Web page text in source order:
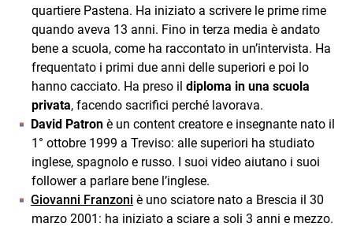
quartiere Pastena. Ha iniziato a scrivere le prime rime
quando aveva 13 anni. Fino in terza media è andato
bene a scuola, come ha raccontato in un’intervista. Ha
frequentato i primi due anni delle superiori e poi lo
hanno cacciato. Ha preso il diploma in una scuola
privata, facendo sacrifici perché lavorava.
David Patron è un content creatore e insegnante nato il
1° ottobre 1999 a Treviso: alle superiori ha studiato
inglese, spagnolo e russo. I suoi video aiutano i suoi
follower a parlare bene l’inglese.
Giovanni Franzoni è uno sciatore nato a Brescia il 30
marzo 2001: ha iniziato a sciare a soli 3 anni e mezzo.